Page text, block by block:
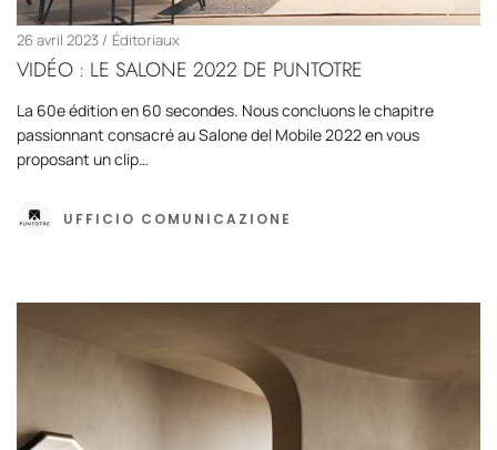
26 avril 2023 Éditoriaux
VIDÉO : LE SALONE 2022 DE PUNTOTRE
La 60e édition en 60 secondes. Nous concluons le chapitre
passionnant consacré au Salone del Mobile 2022 en vous
proposant un clip…
UFFICIO COMUNICAZIONE